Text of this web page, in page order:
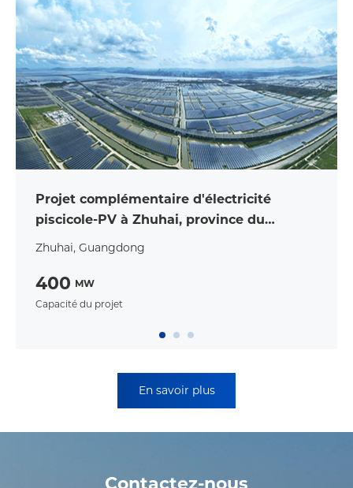
Projet complémentaire d'électricité
piscicole-PV à Zhuhai, province du
Guangdong
Zhuhai, Guangdong
400 MW
Capacité du projet
En savoir plus